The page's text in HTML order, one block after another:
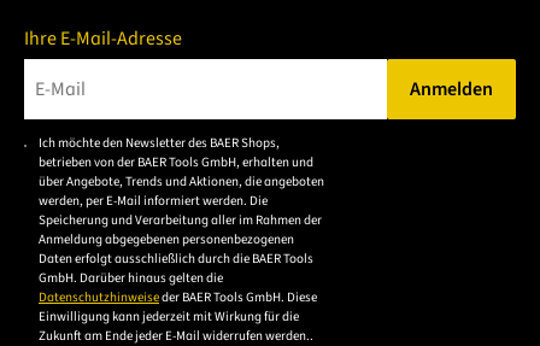
Ihre E-Mail-Adresse
Bitte geben Sie eine gültige E-Mail-Adresse ein.
Anmelden
Ich möchte den Newsletter des BAER Shops,
betrieben von der BAER Tools GmbH, erhalten und
über Angebote, Trends und Aktionen, die angeboten
werden, per E-Mail informiert werden. Die
Speicherung und Verarbeitung aller im Rahmen der
Anmeldung abgegebenen personenbezogenen
Daten erfolgt ausschließlich durch die BAER Tools
GmbH. Darüber hinaus gelten die
Datenschutzhinweiseder BAER Tools GmbH. Diese
Einwilligung kann jederzeit mit Wirkung für die
Zukunft am Ende jeder E-Mail widerrufen werden..